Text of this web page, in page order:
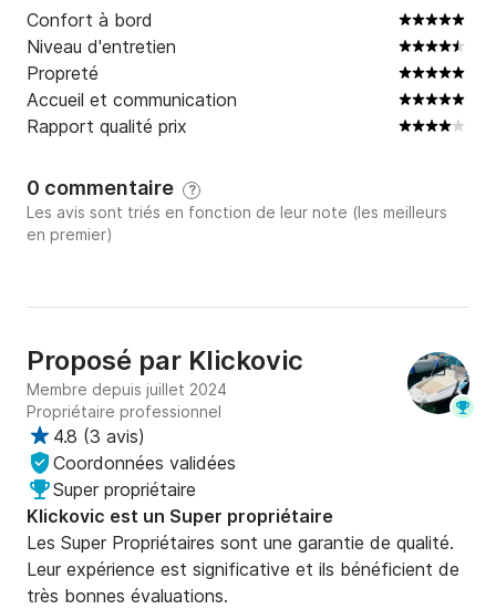
Confort à bord
Niveau d'entretien
Propreté
Accueil et communication
Rapport qualité prix
0 commentaire ?
Les avis sont triés en fonction de leur note (les meilleurs
en premier)
Proposé par Klickovic
Membre depuis juillet 2024
Propriétaire professionnel
4.8 (3 avis)
Coordonnées validées
Super propriétaire
Klickovic est un Super propriétaire
Les Super Propriétaires sont une garantie de qualité.
Leur expérience est significative et ils bénéficient de
très bonnes évaluations.